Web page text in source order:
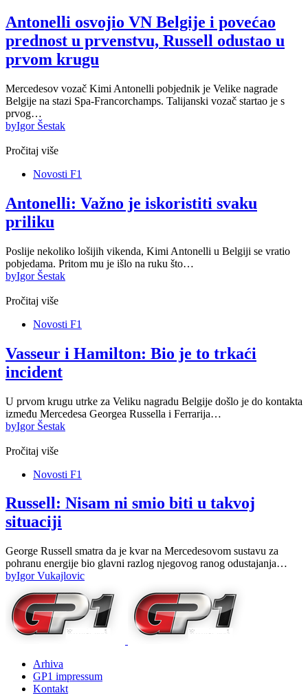
Antonelli osvojio VN Belgije i povećao
prednost u prvenstvu, Russell odustao u
prvom krugu
Mercedesov vozač Kimi Antonelli pobjednik je Velike nagrade
Belgije na stazi Spa-Francorchamps. Talijanski vozač startao je s
prvog…
byIgor Šestak
Pročitaj više
Novosti F1
Antonelli: Važno je iskoristiti svaku
priliku
Poslije nekoliko lošijih vikenda, Kimi Antonelli u Belgiji se vratio
pobjedama. Pritom mu je išlo na ruku što…
byIgor Šestak
Pročitaj više
Novosti F1
Vasseur i Hamilton: Bio je to trkaći
incident
U prvom krugu utrke za Veliku nagradu Belgije došlo je do kontakta
između Mercedesa Georgea Russella i Ferrarija…
byIgor Šestak
Pročitaj više
Novosti F1
Russell: Nisam ni smio biti u takvoj
situaciji
George Russell smatra da je kvar na Mercedesovom sustavu za
pohranu energije bio glavni razlog njegovog ranog odustajanja…
byIgor Vukajlovic
Arhiva
GP1 impressum
Kontakt